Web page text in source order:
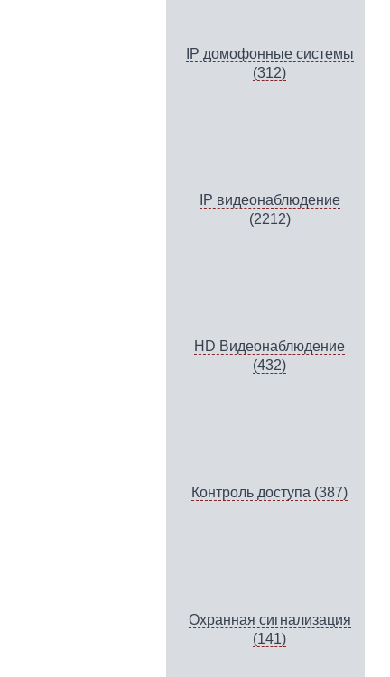
IP домофонные системы
(312)
IP видеонаблюдение
(2212)
HD Видеонаблюдение
(432)
Контроль доступа (387)
Охранная сигнализация
(141)